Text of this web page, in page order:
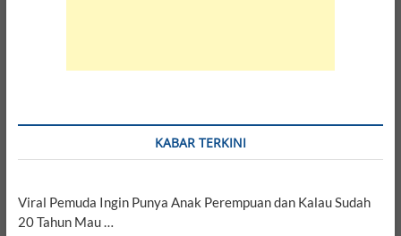
KABAR TERKINI
Viral Pemuda Ingin Punya Anak Perempuan dan Kalau Sudah
20 Tahun Mau …